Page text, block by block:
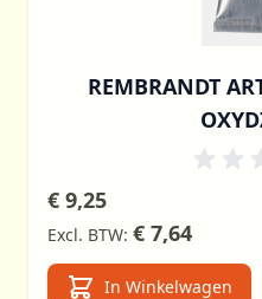
REMBRANDT
€ 9,25
€ 7,64
In Winkelwagen